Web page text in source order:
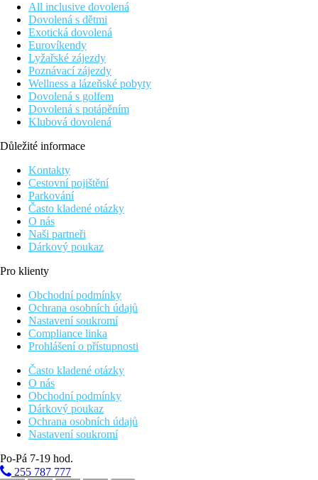
All inclusive dovolená
Dovolená s dětmi
Exotická dovolená
Eurovíkendy
Lyžařské zájezdy
Poznávací zájezdy
Wellness a lázeňské pobyty
Dovolená s golfem
Dovolená s potápěním
Klubová dovolená
Důležité informace
Kontakty
Cestovní pojištění
Parkování
Často kladené otázky
O nás
Naši partneři
Dárkový poukaz
Pro klienty
Obchodní podmínky
Ochrana osobních údajů
Nastavení soukromí
Compliance linka
Prohlášení o přístupnosti
Často kladené otázky
O nás
Obchodní podmínky
Dárkový poukaz
Ochrana osobních údajů
Nastavení soukromí
Po-Pá 7-19 hod.
255 787 777